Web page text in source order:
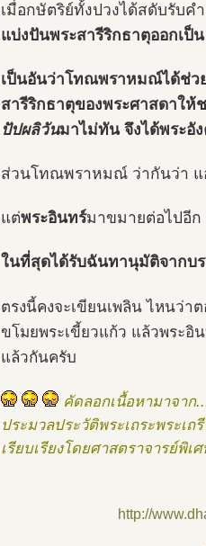
เมื่อกษัตริย์ทั้งปวงได้สดับรับ
แบ่งปันพระสารีริกธาตุออกเป็
เป็นอันว่าโทณพราหมณ์ได้ช่ว
สารีริกธาตุของพระศาสดาใ
ปัปผลิวันมาไม่ทัน จึงได้พระอั
ส่วนโทณพราหมณ์ ว่ากันว่า แ
แต่พระอินทร์มาขมายต่อไปอี
ในที่สุดได้รับฉันทานุมัติจากบ
ตรงนี้คงจะเขียนเพลิน ไหนว่
ขโมยพระเขี้ยวแก้ว แล้วพระอิ
แล้วกันครับ
คัดลอกเนื้อหามาจาก
ประมวลประวัติพระเถระพระเ
เรียบเรียงโดยศาสตราจารย์พิ
http://